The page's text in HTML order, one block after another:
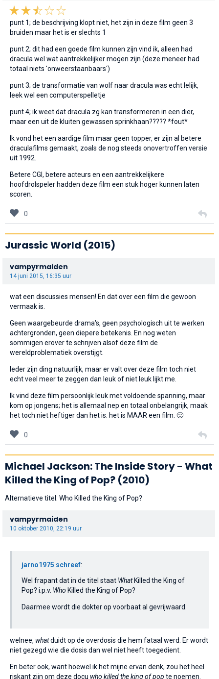
punt 1; de beschrijving klopt niet, het zijn in deze film geen 3
bruiden maar het is er slechts 1
punt 2; dit had een goede film kunnen zijn vind ik, alleen had
dracula wel wat aantrekkelijker mogen zijn (deze meneer had
totaal niets 'onweerstaanbaars')
punt 3; de transformatie van wolf naar dracula was echt lelijk,
leek wel een computerspelletje
punt 4; ik weet dat dracula zg kan transformeren in een dier,
maar een uit de kluiten gewassen sprinkhaan????? *fout*
Ik vond het een aardige film maar geen topper, er zijn al betere
draculafilms gemaakt, zoals de nog steeds onovertroffen versie
uit 1992.
Betere CGI, betere acteurs en een aantrekkelijkere
hoofdrolspeler hadden deze film een stuk hoger kunnen laten
scoren.
0
Jurassic World (2015)
vampyrmaiden
14 juni 2015, 16:35 uur
wat een discussies mensen! En dat over een film die gewoon
vermaak is.
Geen waargebeurde drama's, geen psychologisch uit te werken
achtergronden, geen diepere betekenis. En nog weten
sommigen erover te schrijven alsof deze film de
wereldproblematiek overstijgt.
Ieder zijn ding natuurlijk, maar er valt over deze film toch niet
echt veel meer te zeggen dan leuk of niet leuk lijkt me.
Ik vind deze film persoonlijk leuk met voldoende spanning, maar
kom op jongens; het is allemaal nep en totaal onbelangrijk, maak
het toch niet heftiger dan het is. het is MAAR een film. 🙂
0
Michael Jackson: The Inside Story - What
Killed the King of Pop? (2010)
Alternatieve titel: Who Killed the King of Pop?
vampyrmaiden
10 oktober 2010, 22:19 uur
jarno1975 schreef:
Wel frapant dat in de titel staat WhatKilled the King of
Pop? i.p.v. Who Killed the King of Pop?
Daarmee wordt die dokter op voorbaat al gevrijwaard.
welnee, whatduidt op de overdosis die hem fataal werd. Er wordt
niet gezegd wie die dosis dan wel niet heeft toegedient.
En beter ook, want hoewel ik het mijne ervan denk, zou het heel
riskant zijn om deze docu who killed the king of pop te noemen.